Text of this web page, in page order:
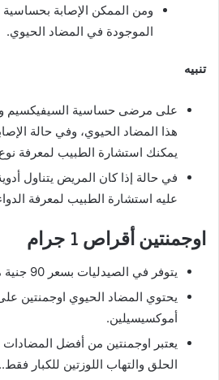
ومن الممكن الإصابة بحساسية
الموجودة في المضاد الحيوي.
تنبيه
على مرضى حساسية السيفيكسيم
هذا المضاد الحيوي، وفي حالة
يمكنك استشارة الطبيب لمعرفة
في حالة إذا كان المريض يتناول
عليه استشارة الطبيب لمعرفة
اوجمنتين أقراص 1 جرام
يتوفر في الصيدليات بسعر 90 جنية مصري.
يحتوي المضاد الحيوي اوجمنتين
أموكسيسيلين.
يعتبر اوجمنتين من أفضل المضادات
الحلق والتهاب اللوزتين للكبار فقط..